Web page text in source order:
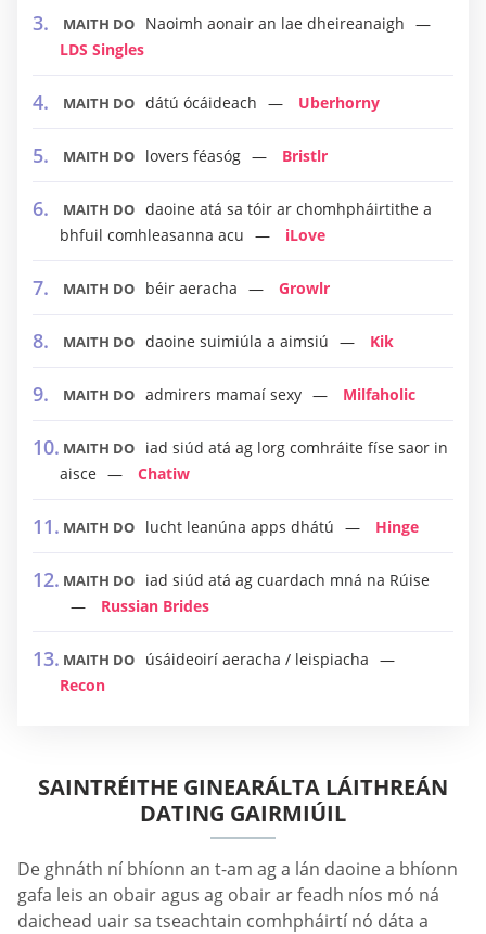
MAITH DO
Naoimh aonair an lae dheireanaigh
LDS Singles
MAITH DO dátú ócáideach Uberhorny
MAITH DO lovers féasóg Bristlr
MAITH DO daoine atá sa tóir ar chomhpháirtithe a
bhfuil comhleasanna acu
iLove
MAITH DO béir aeracha Growlr
MAITH DO daoine suimiúla a aimsiú Kik
MAITH DO admirers mamaí sexy Milfaholic
MAITH DO
iad siúd atá ag lorg comhráite físe saor in
aisce
Chatiw
MAITH DO lucht leanúna apps dhátú Hinge
MAITH DO
iad siúd atá ag cuardach mná na Rúise
Russian Brides
MAITH DO
úsáideoirí aeracha / leispiacha
Recon
SAINTRÉITHE GINEARÁLTA LÁITHREÁN
DATING GAIRMIÚIL
De ghnáth ní bhíonn an t-am ag a lán daoine a bhíonn
gafa leis an obair agus ag obair ar feadh níos mó ná
daichead uair sa tseachtain comhpháirtí nó dáta a